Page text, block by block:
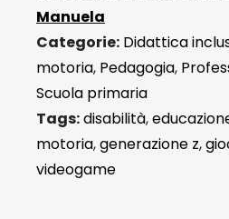
Manuela
Categorie: Didattica
motoria, Pedagogia,
Scuola primaria
Tags:disabilità,
motoria,generazione z,
videogame